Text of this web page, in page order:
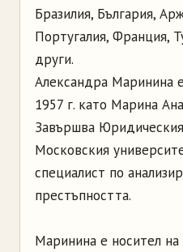
Бразилия, България,
Португалия, Франция,
други.
Александра Маринина
1957 г. като Марина
Завършва
Московския
специалист по
престъпността.
Маринина е носител